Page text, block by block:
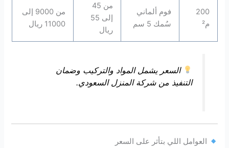
200
م²
فوم ألماني
سُمك 5 سم
من 45
إلى 55
ريال
من 9000 إلى
11000 ريال
السعر يشمل المواد والتركيب وضمان
التنفيذ من شركة المنزل السعودي.
العوامل اللي بتأثر على السعر